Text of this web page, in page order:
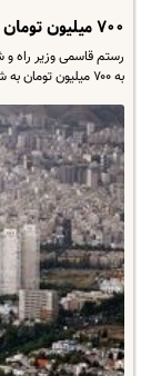
۷۰۰ میلیون تومان می شود
رستم قاسمی وزیر راه
به ۷۰۰ میلیون تومان به شورای پول و اعتبار خبر…